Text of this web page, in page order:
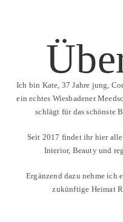
Ich bin Kate, 37 Jahre jung,
ein echtes Wiesbadener
schlägt für das schönste
Seit 2017 findet ihr hier
Interior, Beauty und
Ergänzend dazu nehme ich
zukünftige Heimat